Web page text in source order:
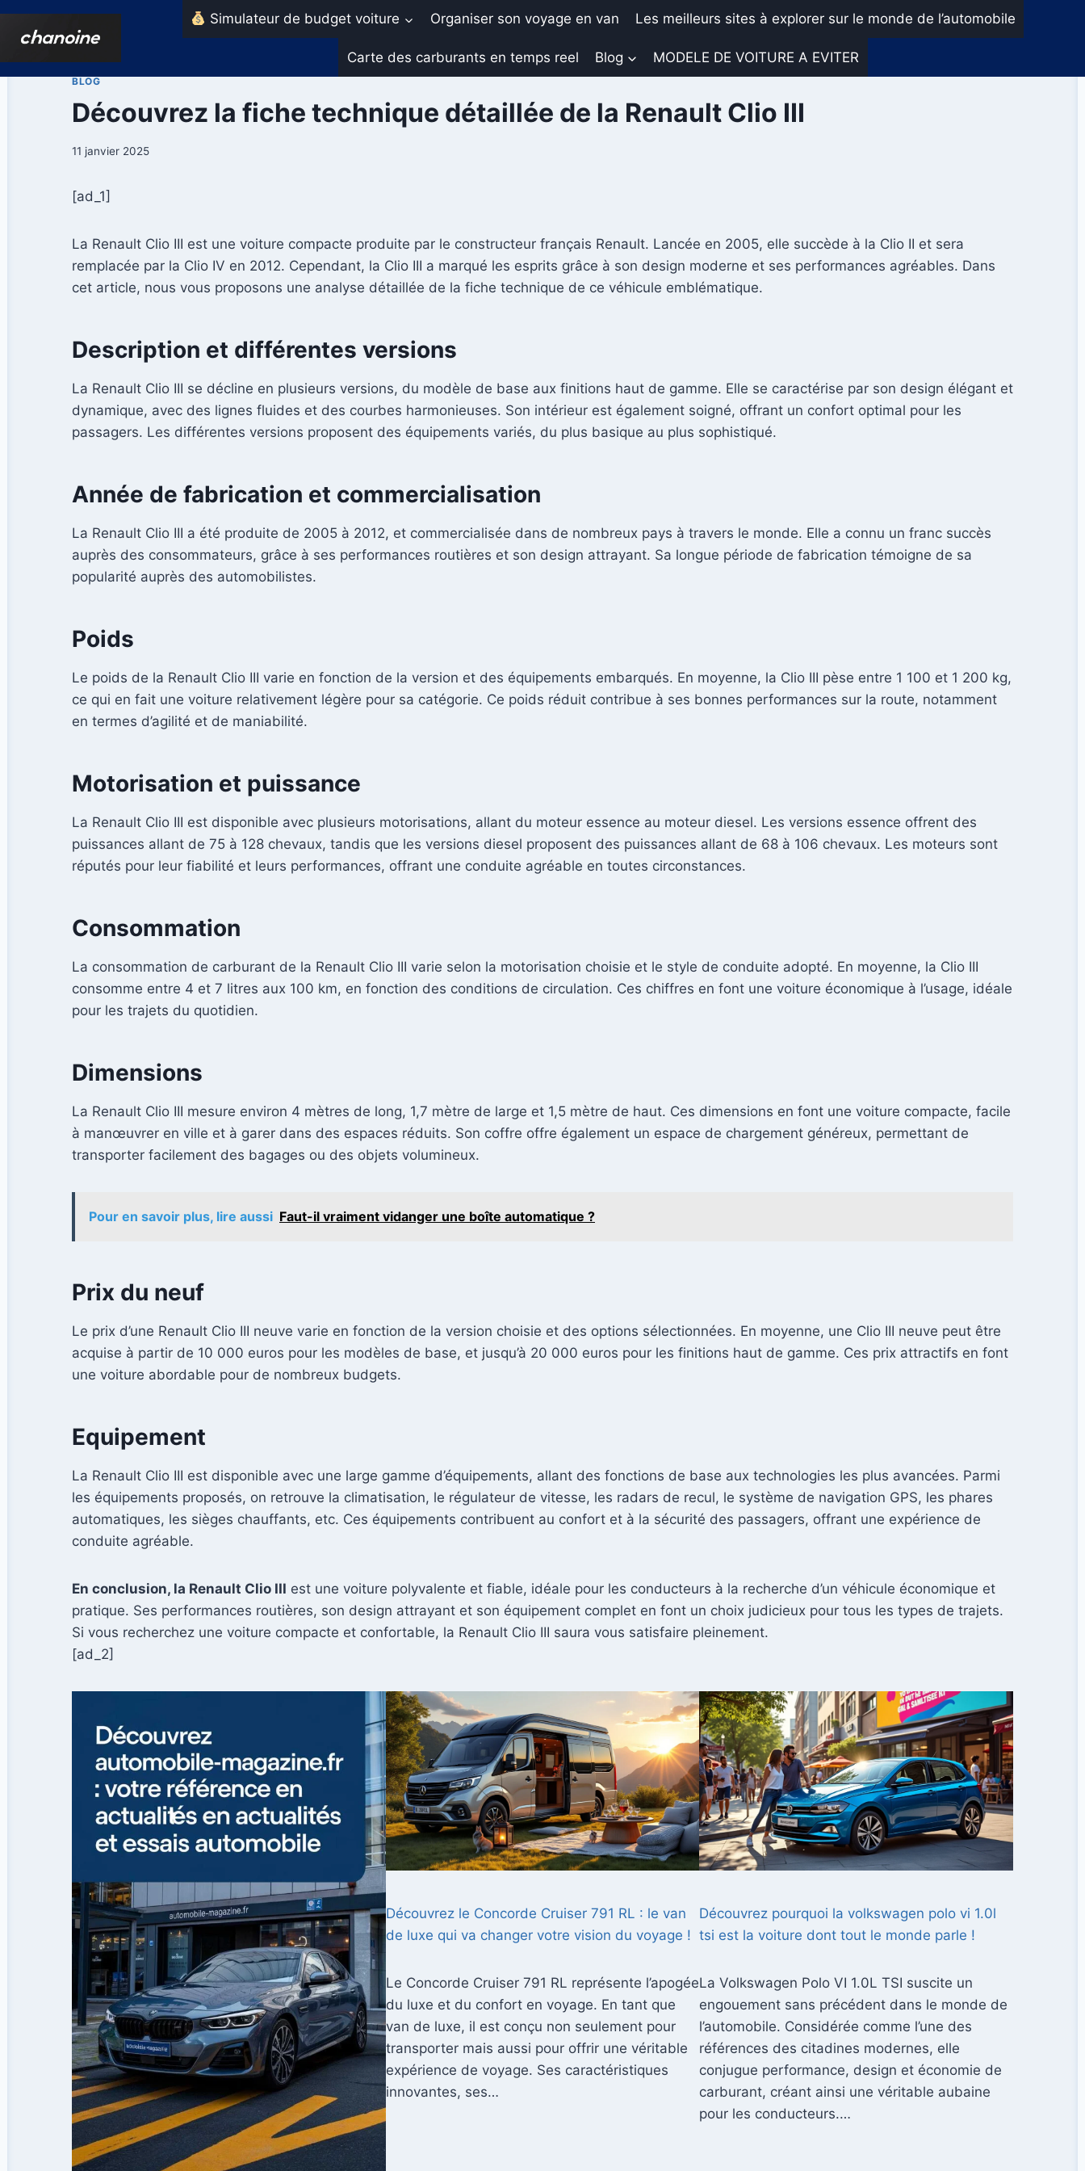
Aller
Simulateur de budget voiture Organiser son voyage en van Les meilleurs sites à explorer sur le monde de l’automobile
Carte des carburants en temps reel Blog MODELE DE VOITURE A EVITER
BLOG
Découvrez la fiche technique détaillée de la Renault Clio III
11 janvier 2025
[ad_1]
La Renault Clio III est une voiture compacte produite par le constructeur français Renault. Lancée en 2005, elle succède à la Clio II et sera
remplacée par la Clio IV en 2012. Cependant, la Clio III a marqué les esprits grâce à son design moderne et ses performances agréables. Dans
cet article, nous vous proposons une analyse détaillée de la fiche technique de ce véhicule emblématique.
Description et différentes versions
La Renault Clio III se décline en plusieurs versions, du modèle de base aux finitions haut de gamme. Elle se caractérise par son design élégant et
dynamique, avec des lignes fluides et des courbes harmonieuses. Son intérieur est également soigné, offrant un confort optimal pour les
passagers. Les différentes versions proposent des équipements variés, du plus basique au plus sophistiqué.
Année de fabrication et commercialisation
La Renault Clio III a été produite de 2005 à 2012, et commercialisée dans de nombreux pays à travers le monde. Elle a connu un franc succès
auprès des consommateurs, grâce à ses performances routières et son design attrayant. Sa longue période de fabrication témoigne de sa
popularité auprès des automobilistes.
Poids
Le poids de la Renault Clio III varie en fonction de la version et des équipements embarqués. En moyenne, la Clio III pèse entre 1 100 et 1 200 kg,
ce qui en fait une voiture relativement légère pour sa catégorie. Ce poids réduit contribue à ses bonnes performances sur la route, notamment
en termes d’agilité et de maniabilité.
Motorisation et puissance
La Renault Clio III est disponible avec plusieurs motorisations, allant du moteur essence au moteur diesel. Les versions essence offrent des
puissances allant de 75 à 128 chevaux, tandis que les versions diesel proposent des puissances allant de 68 à 106 chevaux. Les moteurs sont
réputés pour leur fiabilité et leurs performances, offrant une conduite agréable en toutes circonstances.
Consommation
La consommation de carburant de la Renault Clio III varie selon la motorisation choisie et le style de conduite adopté. En moyenne, la Clio III
consomme entre 4 et 7 litres aux 100 km, en fonction des conditions de circulation. Ces chiffres en font une voiture économique à l’usage, idéale
pour les trajets du quotidien.
Dimensions
La Renault Clio III mesure environ 4 mètres de long, 1,7 mètre de large et 1,5 mètre de haut. Ces dimensions en font une voiture compacte, facile
à manœuvrer en ville et à garer dans des espaces réduits. Son coffre offre également un espace de chargement généreux, permettant de
transporter facilement des bagages ou des objets volumineux.
Pour en savoir plus, lire aussi Faut-il vraiment vidanger une boîte automatique ?
Prix du neuf
Le prix d’une Renault Clio III neuve varie en fonction de la version choisie et des options sélectionnées. En moyenne, une Clio III neuve peut être
acquise à partir de 10 000 euros pour les modèles de base, et jusqu’à 20 000 euros pour les finitions haut de gamme. Ces prix attractifs en font
une voiture abordable pour de nombreux budgets.
Equipement
La Renault Clio III est disponible avec une large gamme d’équipements, allant des fonctions de base aux technologies les plus avancées. Parmi
les équipements proposés, on retrouve la climatisation, le régulateur de vitesse, les radars de recul, le système de navigation GPS, les phares
automatiques, les sièges chauffants, etc. Ces équipements contribuent au confort et à la sécurité des passagers, offrant une expérience de
conduite agréable.
En conclusion, la Renault Clio III est une voiture polyvalente et fiable, idéale pour les conducteurs à la recherche d’un véhicule économique et
pratique. Ses performances routières, son design attrayant et son équipement complet en font un choix judicieux pour tous les types de trajets.
Si vous recherchez une voiture compacte et confortable, la Renault Clio III saura vous satisfaire pleinement.
[ad_2]
Découvrez le Concorde Cruiser 791 RL : le van
de luxe qui va changer votre vision du voyage !
Le Concorde Cruiser 791 RL représente l’apogée
du luxe et du confort en voyage. En tant que
van de luxe, il est conçu non seulement pour
transporter mais aussi pour offrir une véritable
expérience de voyage. Ses caractéristiques
innovantes, ses…
Découvrez pourquoi la volkswagen polo vi 1.0l
tsi est la voiture dont tout le monde parle !
La Volkswagen Polo VI 1.0L TSI suscite un
engouement sans précédent dans le monde de
l’automobile. Considérée comme l’une des
références des citadines modernes, elle
conjugue performance, design et économie de
carburant, créant ainsi une véritable aubaine
pour les conducteurs.…